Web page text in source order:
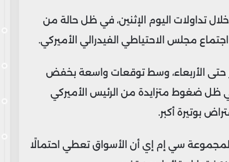
تداولات اليوم الإثنين، في ظل حالة من
مجلس الاحتياطي الفيدرالي الأميركي.
حتى الأربعاء، وسط توقعات واسعة بخفض
25 نقطة أساس، في ظل ضغوط متزايدة من الرئيس الأميركي
بوتيرة أكبر.
لمجموعة سي إم إي أن الأسواق تعطي احتمالًا